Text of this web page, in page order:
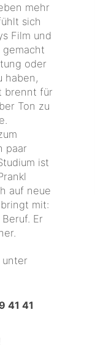
mehr
sich
Film und
gemacht
oder
haben,
brennt für
Ton zu
paar
ist
auf neue
mit:
Er
unter
41 41